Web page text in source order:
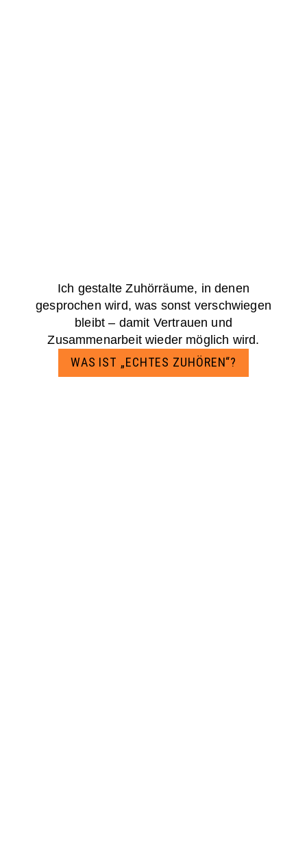
Ich gestalte Zuhörräume, in denen
gesprochen wird, was sonst verschwiegen
bleibt – damit Vertrauen und
Zusammenarbeit wieder möglich wird.
WAS IST „ECHTES ZUHÖREN“?